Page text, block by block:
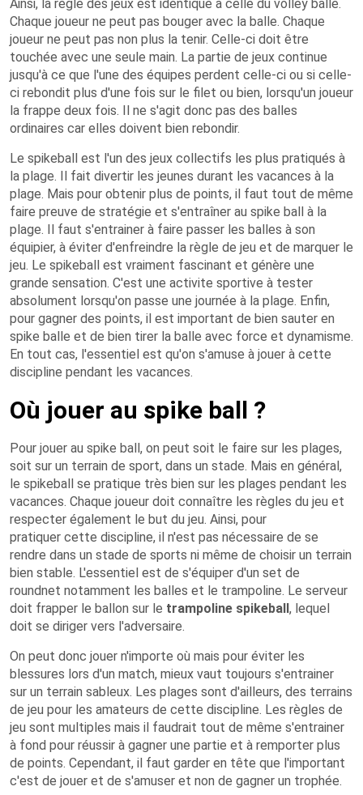
Ainsi, la règle des jeux est identique à celle du volley balle.
Chaque joueur ne peut pas bouger avec la balle. Chaque
joueur ne peut pas non plus la tenir. Celle-ci doit être
touchée avec une seule main. La partie de jeux continue
jusqu'à ce que l'une des équipes perdent celle-ci ou si celle-
ci rebondit plus d'une fois sur le filet ou bien, lorsqu'un joueur
la frappe deux fois. Il ne s'agit donc pas des balles
ordinaires car elles doivent bien rebondir.
Le spikeball est l'un des jeux collectifs les plus pratiqués à
la plage. Il fait divertir les jeunes durant les vacances à la
plage. Mais pour obtenir plus de points, il faut tout de même
faire preuve de stratégie et s'entraîner au spike ball à la
plage. Il faut s'entrainer à faire passer les balles à son
équipier, à éviter d'enfreindre la règle de jeu et de marquer le
jeu. Le spikeball est vraiment fascinant et génère une
grande sensation. C'est une activite sportive à tester
absolument lorsqu'on passe une journée à la plage. Enfin,
pour gagner des points, il est important de bien sauter en
spike balle et de bien tirer la balle avec force et dynamisme.
En tout cas, l'essentiel est qu'on s'amuse à jouer à cette
discipline pendant les vacances.
Où jouer au spike ball ?
Pour jouer au spike ball, on peut soit le faire sur les plages,
soit sur un terrain de sport, dans un stade. Mais en général,
le spikeball se pratique très bien sur les plages pendant les
vacances. Chaque joueur doit connaître les règles du jeu et
respecter également le but du jeu. Ainsi, pour
pratiquer cette discipline, il n'est pas nécessaire de se
rendre dans un stade de sports ni même de choisir un terrain
bien stable. L'essentiel est de s'équiper d'un set de
roundnet notamment les balles et le trampoline. Le serveur
doit frapper le ballon sur le trampoline spikeball, lequel
doit se diriger vers l'adversaire.
On peut donc jouer n'importe où mais pour éviter les
blessures lors d'un match, mieux vaut toujours s'entrainer
sur un terrain sableux. Les plages sont d'ailleurs, des terrains
de jeu pour les amateurs de cette discipline. Les règles de
jeu sont multiples mais il faudrait tout de même s'entrainer
à fond pour réussir à gagner une partie et à remporter plus
de points. Cependant, il faut garder en tête que l'important
c'est de jouer et de s'amuser et non de gagner un trophée.